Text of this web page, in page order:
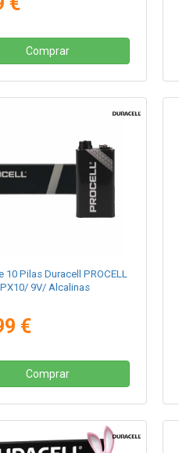
Comprar
10 Pilas Duracell PROCELL
9V/ Alcalinas
€
Comprar